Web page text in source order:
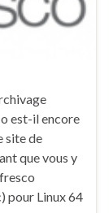
est-il encore
site de
que vous y
pour Linux 64